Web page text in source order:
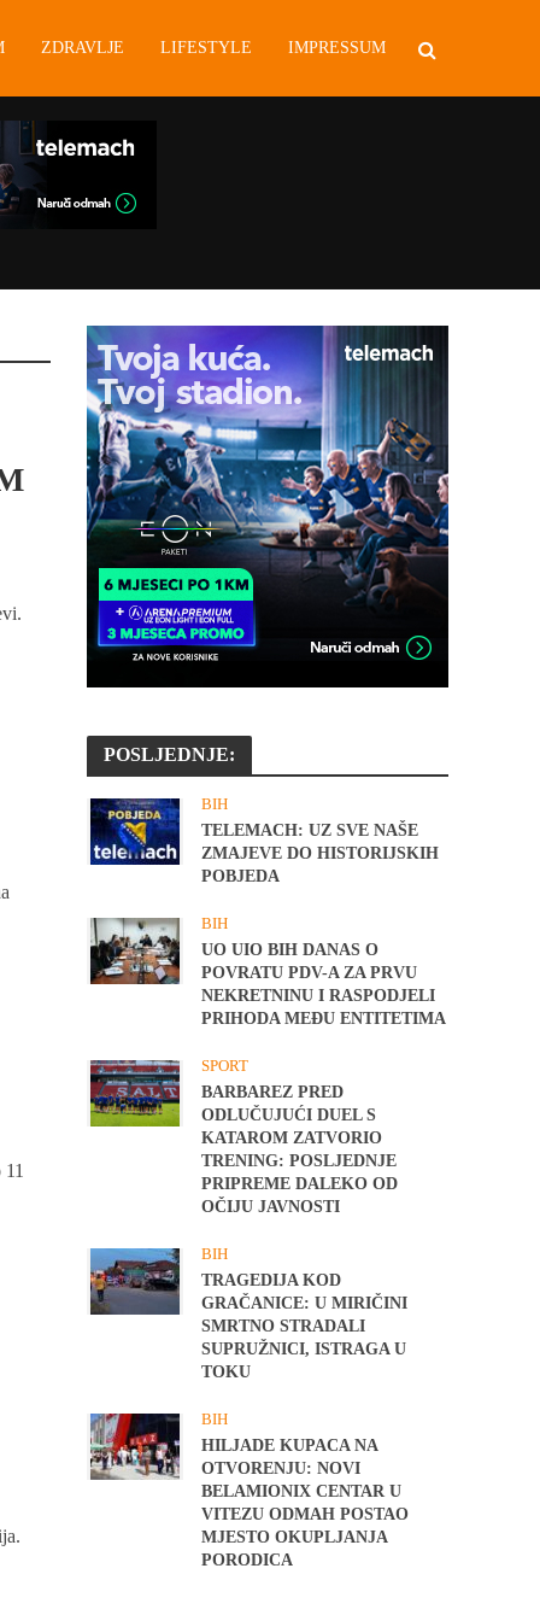
ZDRAVLJE LIFESTYLE IMPRESSUM
POSLJEDNJE:
BIH
TELEMACH: UZ SVE NAŠE
ZMAJEVE DO HISTORIJSKIH
POBJEDA
BIH
UO UIO BIH DANAS O
POVRATU PDV-A ZA PRVU
NEKRETNINU I RASPODJELI
PRIHODA MEĐU ENTITETIMA
SPORT
BARBAREZ PRED
ODLUČUJUĆI DUEL S
KATAROM ZATVORIO
TRENING: POSLJEDNJE
PRIPREME DALEKO OD
OČIJU JAVNOSTI
BIH
TRAGEDIJA KOD
GRAČANICE: U MIRIČINI
SMRTNO STRADALI
SUPRUŽNICI, ISTRAGA U
TOKU
BIH
HILJADE KUPACA NA
OTVORENJU: NOVI
BELAMIONIX CENTAR U
VITEZU ODMAH POSTAO
MJESTO OKUPLJANJA
PORODICA